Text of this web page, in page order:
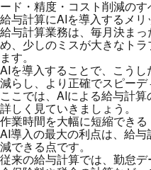
ード・精度・コスト削減のす
給与計算にAIを導入するメリ
給与計算業務は、毎月決ま
め、少しのミスが大きなト
ます。
AIを導入することで、こう
減らし、より正確でスピーデ
ここでは、AIによる給与計
詳しく見ていきましょう。
作業時間を大幅に短縮できる
AI導入の最大の利点は、給
減できる点です。
従来の給与計算では、勤怠